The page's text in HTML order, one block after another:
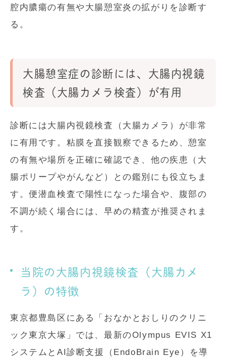
腔内膿瘍の有無や大腸憩室炎の拡がりを診断す
る。
大腸憩室症の診断には、大腸内視鏡
検査（大腸カメラ検査）が有用
診断には大腸内視鏡検査（大腸カメラ）が非常
に有用です。粘膜を直接観察できるため、憩室
の有無や場所を正確に確認でき、他の疾患（大
腸ポリープやがんなど）との鑑別にも役立ちま
す。便潜血検査で陽性になった場合や、腹部の
不調が続く場合には、早めの精査が推奨されま
す。
当院の大腸内視鏡検査（大腸カメ
ラ）の特徴
東京都豊島区にある「おなかとおしりのクリニ
ック東京大塚」では、最新のOlympus EVIS X1
システムとAI診断支援（EndoBrain Eye）を導